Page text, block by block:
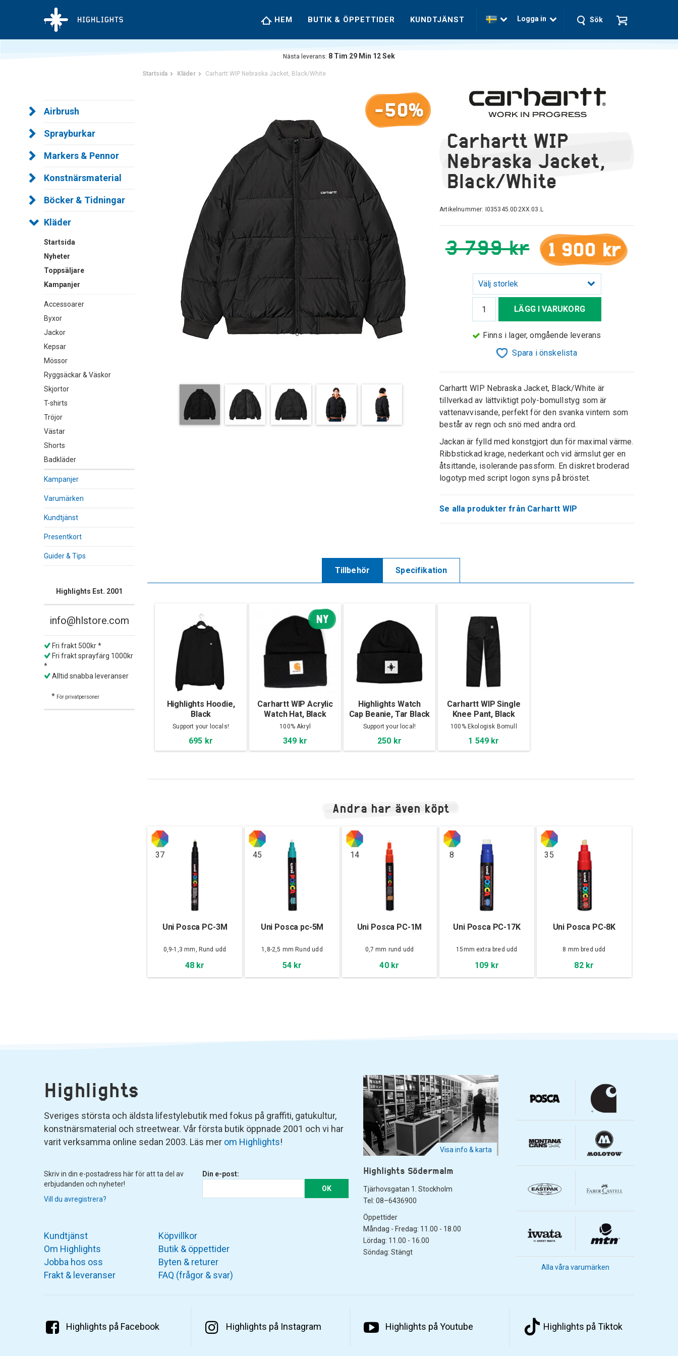
HEM BUTIK & ÖPPETTIDER KUNDTJÄNST Logga in Sök
Nästa leverans: 8 Tim 29 Min 11Sek
Airbrush
Sprayburkar
Markers & Pennor
Konstnärsmaterial
Böcker & Tidningar
Kläder
Startsida
Nyheter
Toppsäljare
Kampanjer
Accessoarer
Byxor
Jackor
Kepsar
Mössor
Ryggsäckar & Väskor
Skjortor
T-shirts
Tröjor
Västar
Shorts
Badkläder
Kampanjer
Varumärken
Kundtjänst
Presentkort
Guider & Tips
Highlights Est. 2001
info@hlstore.com
Fri frakt 500kr *
Fri frakt sprayfärg 1000kr
*
Alltid snabba leveranser
* För privatpersoner
Startsida Kläder Carhartt WIP Nebraska Jacket, Black/White
-50%
Carhartt WIP
Nebraska Jacket,
Black/White
Artikelnummer: I035345.0D2XX.03.L
3 799 kr 1 900 kr
Välj storlek
LÄGG I VARUKORG
Finns i lager, omgående leverans
Spara i önskelista
Carhartt WIP Nebraska Jacket, Black/White är
tillverkad av lättviktigt poly-bomullstyg som är
vattenavvisande, perfekt för den svanka vintern som
består av regn och snö med andra ord.
Jackan är fylld med konstgjort dun för maximal värme.
Ribbstickad krage, nederkant och vid ärmslut ger en
åtsittande, isolerande passform. En diskret broderad
logotyp med script logon syns på bröstet.
Se alla produkter från Carhartt WIP
Tillbehör Specifikation
Highlights Hoodie,
Black
Support your locals!
695 kr
NY
Carhartt WIP Acrylic
Watch Hat, Black
100% Akryl
349 kr
Highlights Watch
Cap Beanie, Tar Black
Support your local!
250 kr
Carhartt WIP Single
Knee Pant, Black
100% Ekologisk Bomull
1 549 kr
Andra har även köpt
37
Uni Posca PC-3M
0,9-1,3 mm, Rund udd
48 kr
45
Uni Posca pc-5M
1,8-2,5 mm Rund udd
54 kr
14
Uni Posca PC-1M
0,7 mm rund udd
40 kr
8
Uni Posca PC-17K
15mm extra bred udd
109 kr
35
Uni Posca PC-8K
8 mm bred udd
82 kr
Highlights
Sveriges största och äldsta lifestylebutik med fokus på graffiti, gatukultur,
konstnärsmaterial och streetwear. Vår första butik öppnade 2001 och vi har
varit verksamma online sedan 2003. Läs mer om Highlights!
Skriv in din e-postadress här för att ta del av
erbjudanden och nyheter!
Vill du avregistrera?
Din e-post:
OK
Visa info & karta
Highlights Södermalm
Tjärhovsgatan 1. Stockholm
Tel: 08–6436900
Öppettider
Måndag - Fredag: 11.00 - 18.00
Lördag: 11.00 - 16.00
Söndag: Stängt
Kundtjänst
Om Highlights
Jobba hos oss
Frakt & leveranser
Köpvillkor
Butik & öppettider
Byten & returer
FAQ (frågor & svar)
Alla våra varumärken
Highlights på Facebook Highlights på Instagram Highlights på Youtube Highlights på Tiktok